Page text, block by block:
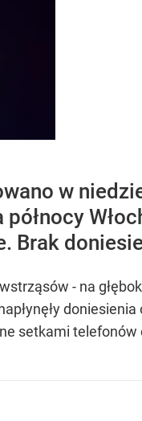
w
Brak
- na
doniesienia
setkami